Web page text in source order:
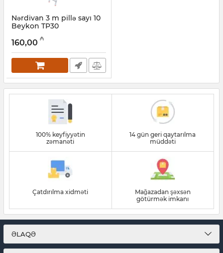
Nərdivan 3 m pillə sayı 10
Beykon TP30
010001128
160,00 ₼
100% keyfiyyətin
zəmanəti
14 gün geri qaytarılma
müddəti
Çatdırılma xidməti
Mağazadan şəxsən
götürmək imkanı
ƏLAQƏ